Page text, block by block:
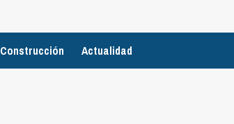
Construcción Actualidad